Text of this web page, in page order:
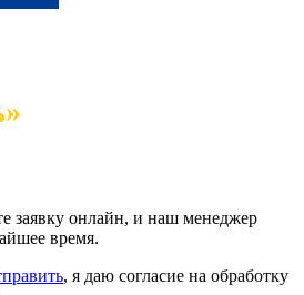
заявку онлайн, и наш менеджер
время.
, я даю согласие на обработку